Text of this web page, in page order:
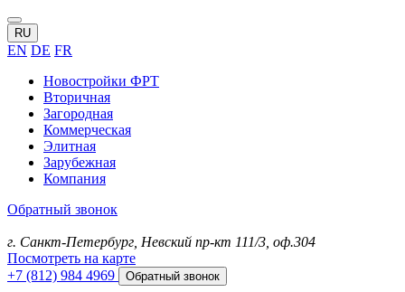
RU
EN DE FR
Новостройки ФРТ
Вторичная
Загородная
Коммерческая
Элитная
Зарубежная
Компания
Обратный звонок
г. Санкт-Петербург, Невский пр-кт 111/3, оф.304
Посмотреть на карте
+7 (812) 984 4969
Обратный звонок